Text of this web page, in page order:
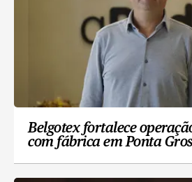
Belgotex fortalece
com fábrica em Ponta